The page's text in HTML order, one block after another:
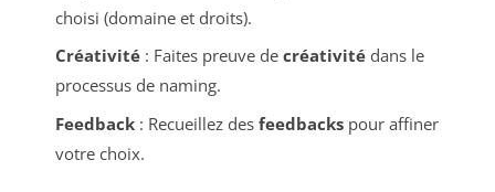
choisi (domaine et droits).
Créativité: Faites preuve de créativitédans le
processus de naming.
Feedback: Recueillez des feedbackspour affiner
votre choix.